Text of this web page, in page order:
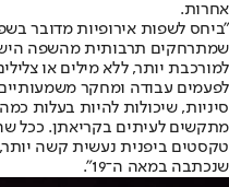
אחרות.
"ביחס לשפות אירופיות מדובר
שמתרחקים תרבותית מהשפה
למורכבת יותר, ללא מילים או
לפעמים עבודה ומחקר
סיניות, שיכולות להיות בעלות
מתקשים לעיתים בקריאתן. ככל
טקסטים ביפנית נעשית קשה
שנכתבה במאה ה־19".